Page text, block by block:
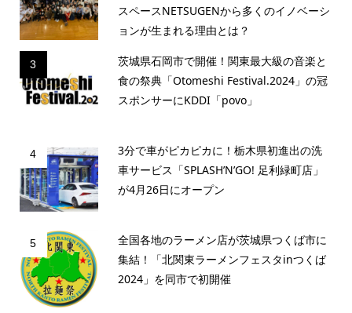
スペースNETSUGENから多くのイノベーシ
ョンが生まれる理由とは？
3
茨城県石岡市で開催！関東最大級の音楽と
食の祭典「Otomeshi Festival.2024」の冠
スポンサーにKDDI「povo」
4
3分で車がピカピカに！栃木県初進出の洗
車サービス「SPLASH’N’GO! 足利緑町店」
が4月26日にオープン
5
全国各地のラーメン店が茨城県つくば市に
集結！「北関東ラーメンフェスタinつくば
2024」を同市で初開催